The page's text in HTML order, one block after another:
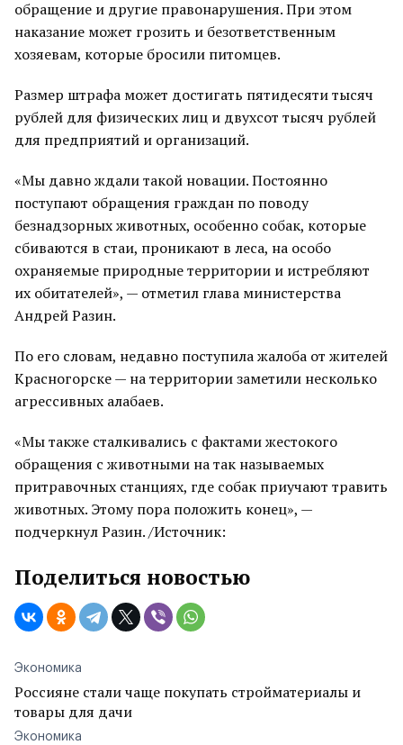
обращение и другие правонарушения. При этом
наказание может грозить и безответственным
хозяевам, которые бросили питомцев.
Размер штрафа может достигать пятидесяти тысяч
рублей для физических лиц и двухсот тысяч рублей
для предприятий и организаций.
«Мы давно ждали такой новации. Постоянно
поступают обращения граждан по поводу
безнадзорных животных, особенно собак, которые
сбиваются в стаи, проникают в леса, на особо
охраняемые природные территории и истребляют
их обитателей», — отметил глава министерства
Андрей Разин.
По его словам, недавно поступила жалоба от жителей
Красногорске — на территории заметили несколько
агрессивных алабаев.
«Мы также сталкивались с фактами жестокого
обращения с животными на так называемых
притравочных станциях, где собак приучают травить
животных. Этому пора положить конец», —
подчеркнул Разин. /Источник:
Поделиться новостью
Экономика
Россияне стали чаще покупать стройматериалы и
товары для дачи
Экономика